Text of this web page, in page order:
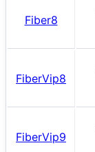
Fiber8
FiberVip8
FiberVip9